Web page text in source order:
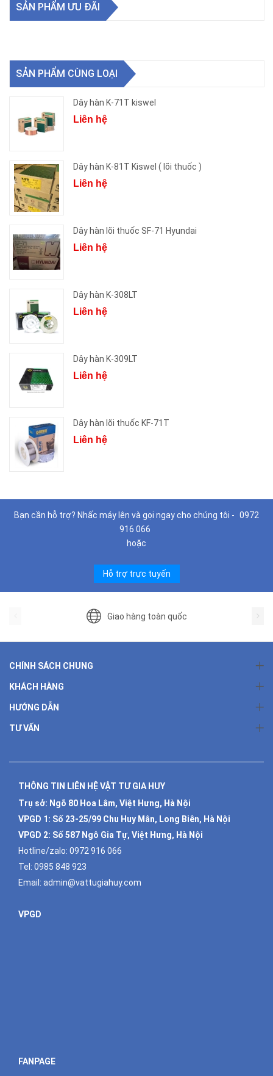
SẢN PHẨM ƯU ĐÃI
SẢN PHẨM CÙNG LOẠI
Dây hàn K-71T kiswel
Liên hệ
Dây hàn K-81T Kiswel ( lõi thuốc )
Liên hệ
Dây hàn lõi thuốc SF-71 Hyundai
Liên hệ
Dây hàn K-308LT
Liên hệ
Dây hàn K-309LT
Liên hệ
Dây hàn lõi thuốc KF-71T
Liên hệ
Bạn cần hỗ trợ? Nhấc máy lên và gọi ngay cho chúng tôi - 0972
916 066
hoặc
Hỗ trợ trực tuyến
Giao hàng toàn quốc
CHÍNH SÁCH CHUNG
KHÁCH HÀNG
HƯỚNG DẪN
TƯ VẤN
THÔNG TIN LIÊN HỆ VẬT TƯ GIA HUY
Trụ sở: Ngõ 80 Hoa Lâm, Việt Hưng, Hà Nội
VPGD 1: Số 23-25/99 Chu Huy Mân, Long Biên, Hà Nội
VPGD 2: Số 587 Ngô Gia Tự, Việt Hưng, Hà Nội
Hotline/zalo: 0972 916 066
Tel: 0985 848 923
Email: admin@vattugiahuy.com
VPGD
FANPAGE